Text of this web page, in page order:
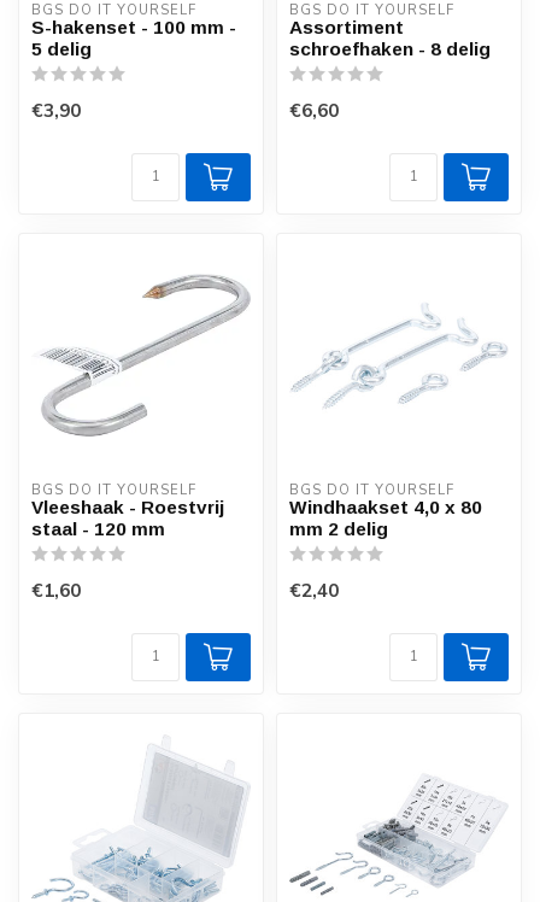
BGS DO IT YOURSELF
S-hakenset - 100 mm -
5 delig
€3,90
BGS DO IT YOURSELF
Assortiment
schroefhaken - 8 delig
€6,60
BGS DO IT YOURSELF
Vleeshaak - Roestvrij
staal - 120 mm
€1,60
BGS DO IT YOURSELF
Windhaakset 4,0 x 80
mm 2 delig
€2,40